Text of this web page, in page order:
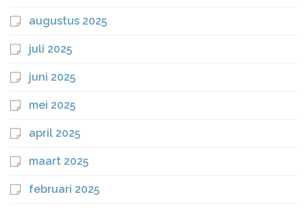
augustus 2025
juli 2025
juni 2025
mei 2025
april 2025
maart 2025
februari 2025